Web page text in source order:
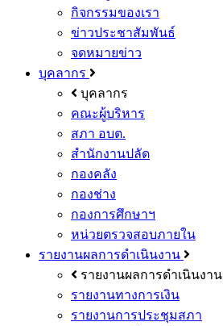
กิจกรรมของเรา
ข่าวประชาสัมพันธ์
จดหมายข่าว
บุคลากร
บุคลากร
คณะผู้บริหาร
สภา อบต.
สำนักงานปลัด
กองคลัง
กองช่าง
กองการศึกษาฯ
หน่วยตรวจสอบภายใน
รายงานผลการดำเนินงาน
รายงานผลการดำเนินงาน
รายงานทางการเงิน
รายงานการประชุมสภา